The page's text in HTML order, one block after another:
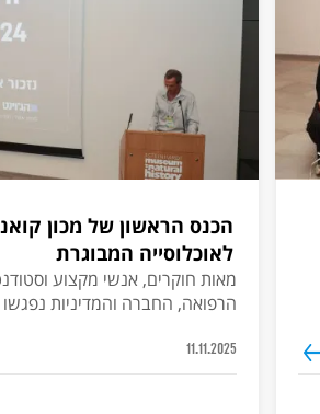
11.11.2025
הכנס הראשון של מכון
לאוכלוסייה המבוגרת
מאות חוקרים, אנשי מקצוע
הרפואה, החברה והמדיניות